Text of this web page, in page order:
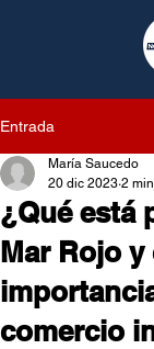
Entrada
¿Qué está
Mar Rojo y
comercio
María Saucedo
20 dic 2023 2